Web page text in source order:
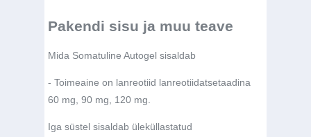
Pakendi sisu ja muu teave
Mida Somatuline Autogel sisaldab
- Toimeaine on lanreotiid lanreotiidatsetaadina
60 mg, 90 mg, 120 mg.
Iga süstel sisaldab üleküllastatud